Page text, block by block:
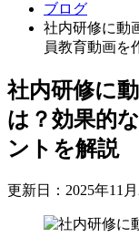
ブログ
社内研修に動
員教育動画を
社内研修に
は？効果的
ントを解説
更新日：2025年11月